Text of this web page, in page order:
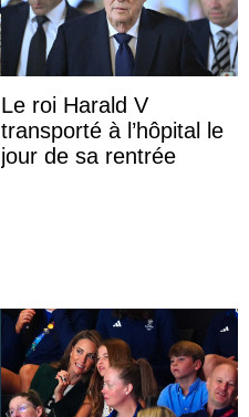
Le roi Harald V
transporté à l’hôpital le
jour de sa rentrée